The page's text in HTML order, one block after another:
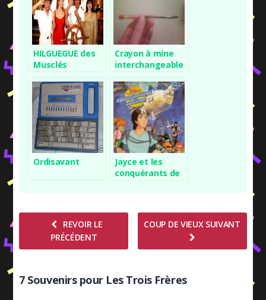
HILGUEGUE des
Musclés
Crayon à mine
interchangeable
Ordisavant
Jayce et les
conquérants de
REVOIR LE
PRÉCÉDENT
COUP DE VIEUX SUIVANT
7 Souvenirs pour Les Trois Frères